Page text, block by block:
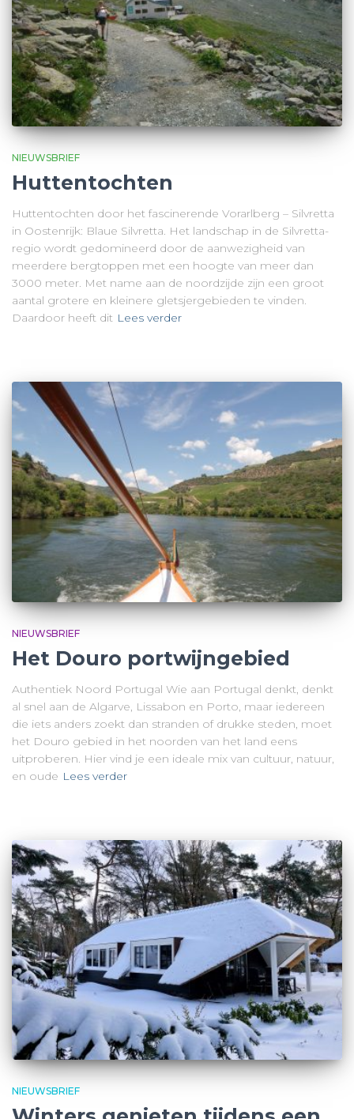
NIEUWSBRIEF
Huttentochten
Huttentochten door het fascinerende Vorarlberg – Silvretta
in Oostenrijk: Blaue Silvretta. Het landschap in de Silvretta-
regio wordt gedomineerd door de aanwezigheid van
meerdere bergtoppen met een hoogte van meer dan
3000 meter. Met name aan de noordzijde zijn een groot
aantal grotere en kleinere gletsjergebieden te vinden.
Daardoor heeft dit Lees verder
NIEUWSBRIEF
Het Douro portwijngebied
Authentiek Noord Portugal Wie aan Portugal denkt, denkt
al snel aan de Algarve, Lissabon en Porto, maar iedereen
die iets anders zoekt dan stranden of drukke steden, moet
het Douro gebied in het noorden van het land eens
uitproberen. Hier vind je een ideale mix van cultuur, natuur,
en oude Lees verder
NIEUWSBRIEF